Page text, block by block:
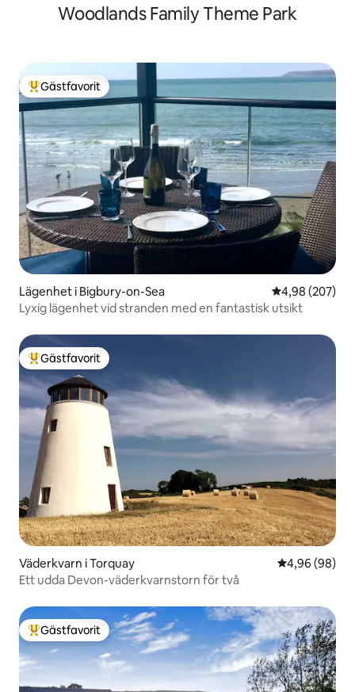
Woodlands Family Theme Park
Populär gästfavorit
Gästfavorit
Lägenhet i Bigbury-on-Sea 4,98 av 5 i
4,98 (207)
Lyxig lägenhet vid stranden med en fantastisk utsikt
Populär gästfavorit
Gästfavorit
Väderkvarn i Torquay 4,96 av 5 i
4,96 (98)
Ett udda Devon-väderkvarnstorn för två
Populär gästfavorit
Gästfavorit